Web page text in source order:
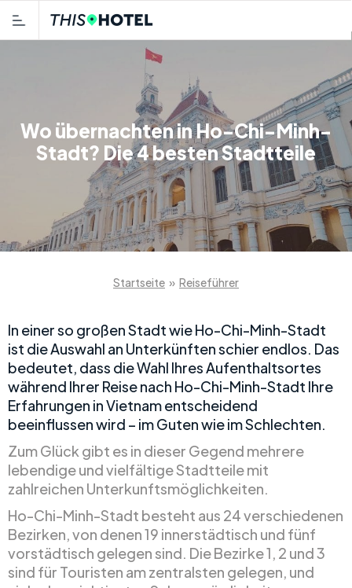
Wo übernachten in Ho-Chi-Minh-
Stadt? Die 4 besten Stadtteile
Startseite » Reiseführer
In einer so großen Stadt wie Ho-Chi-Minh-Stadt
ist die Auswahl an Unterkünften schier endlos. Das
bedeutet, dass die Wahl Ihres Aufenthaltsortes
während Ihrer Reise nach Ho-Chi-Minh-Stadt Ihre
Erfahrungen in Vietnam entscheidend
beeinflussen wird – im Guten wie im Schlechten.
Zum Glück gibt es in dieser Gegend mehrere
lebendige und vielfältige Stadtteile mit
zahlreichen Unterkunftsmöglichkeiten.
Ho-Chi-Minh-Stadt besteht aus 24 verschiedenen
Bezirken, von denen 19 innerstädtisch und fünf
vorstädtisch gelegen sind. Die Bezirke 1, 2 und 3
sind für Touristen am zentralsten gelegen, und